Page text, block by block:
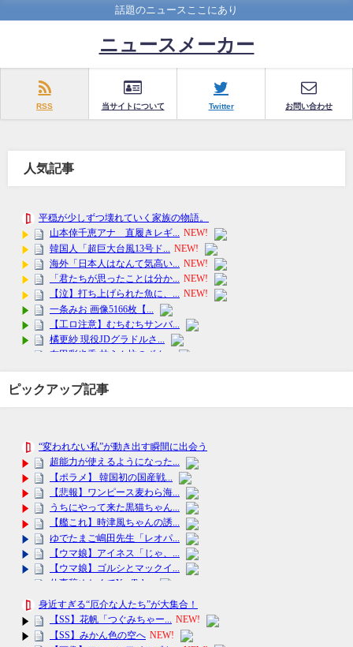
話題のニュースここにあり
ニュースメーカー
RSS 当サイトについて Twitter お問い合わせ
人気記事
ピックアップ記事